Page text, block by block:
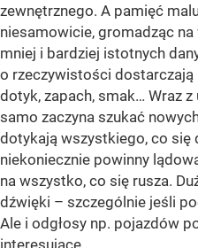
zewnętrznego. A pamięć
niesamowicie, gromadząc
mniej i bardziej istotnych
o rzeczywistości dostarczają
dotyk, zapach, smak… Wraz
samo zaczyna szukać
dotykają wszystkiego, co się
niekoniecznie powinny
na wszystko, co się rusza.
dźwięki – szczególnie jeśli
Ale i odgłosy np. pojazdów
interesujące.